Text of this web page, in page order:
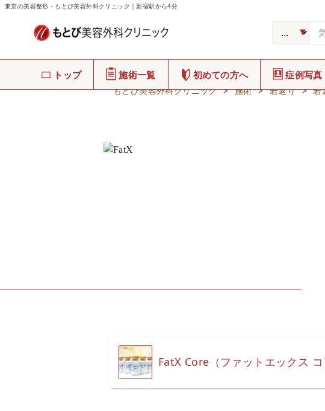
東京の美容整形・もとび美容外科クリニック｜新宿駅から4分
トップ 施術一覧 初めての方へ 症例写真
もとび美容外科クリニック > 施術 > 若返り > 若